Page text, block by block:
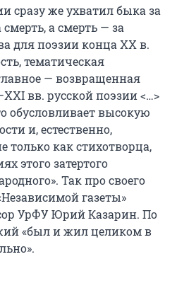
сразу же ухватил быка за
а смерть — за
для поэзии конца XX в.
тематическая
— возвращенная
вв. русской поэзии <…>
обусловливает высокую
и, естественно,
только как стихотворца,
этого затертого
Так про своего
газеты»
УрФУ Юрий Казарин. По
«был и жил целиком в